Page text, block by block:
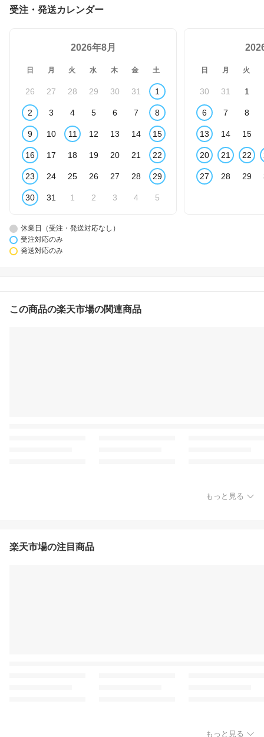
受注・発送カレンダー
2026年8月
日 月 火 水 木 金 土
26 27 28 29 30 31 1
2 3 4 5 6 7 8
9 10 11 12 13 14 15
16 17 18 19 20 21 22
23 24 25 26 27 28 29
30 31 1 2 3 4 5
日 月 火
30 31 1
6 7 8
13 14 15
20 21 22
27 28 29
休業日（受注・発送対応なし）
受注対応のみ
発送対応のみ
この商品の楽天市場の関連商品
もっと見る
楽天市場の注目商品
もっと見る